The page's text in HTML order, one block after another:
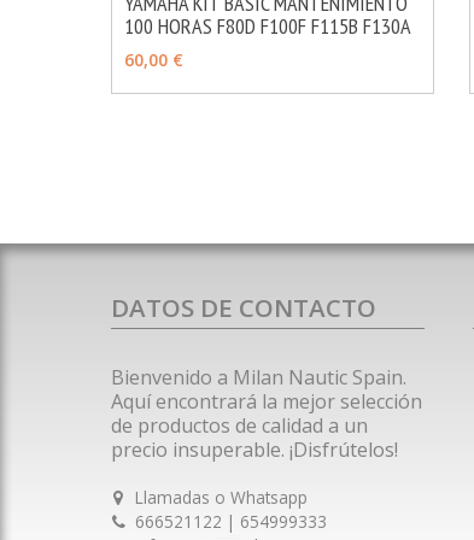
AÑADIR MÁS INFO
100 HORAS F80D F100F F115B F130A
60,00 €
DATOS DE CONTACTO
Bienvenido a Milan Nautic Spain.
Aquí encontrará la mejor selección
de productos de calidad a un
precio insuperable. ¡Disfrútelos!
Llamadas o Whatsapp
666521122 | 654999333